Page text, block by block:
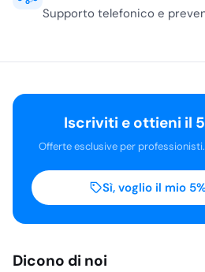
Supporto telefonico e
Dicono di noi
Iscriviti e ottieni il
Offerte esclusive per
Sì, voglio il mio